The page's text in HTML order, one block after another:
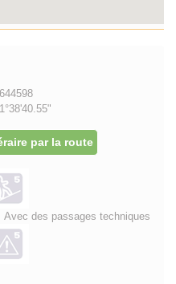
par la route
Avec des passages techniques